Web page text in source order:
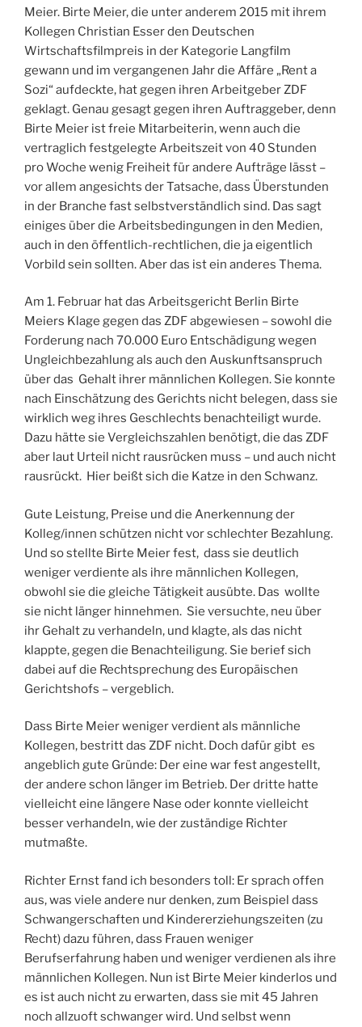
Meier. Birte Meier, die unter anderem 2015 mit ihrem
Kollegen Christian Esser den Deutschen
Wirtschaftsfilmpreis in der Kategorie Langfilm
gewann und im vergangenen Jahr die Affäre „Rent a
Sozi“ aufdeckte, hat gegen ihren Arbeitgeber ZDF
geklagt. Genau gesagt gegen ihren Auftraggeber, denn
Birte Meier ist freie Mitarbeiterin, wenn auch die
vertraglich festgelegte Arbeitszeit von 40 Stunden
pro Woche wenig Freiheit für andere Aufträge lässt –
vor allem angesichts der Tatsache, dass Überstunden
in der Branche fast selbstverständlich sind. Das sagt
einiges über die Arbeitsbedingungen in den Medien,
auch in den öffentlich-rechtlichen, die ja eigentlich
Vorbild sein sollten. Aber das ist ein anderes Thema.
Am 1. Februar hat das Arbeitsgericht Berlin Birte
Meiers Klage gegen das ZDF abgewiesen – sowohl die
Forderung nach 70.000 Euro Entschädigung wegen
Ungleichbezahlung als auch den Auskunftsanspruch
über das Gehalt ihrer männlichen Kollegen. Sie konnte
nach Einschätzung des Gerichts nicht belegen, dass sie
wirklich weg ihres Geschlechts benachteiligt wurde.
Dazu hätte sie Vergleichszahlen benötigt, die das ZDF
aber laut Urteil nicht rausrücken muss – und auch nicht
rausrückt. Hier beißt sich die Katze in den Schwanz.
Gute Leistung, Preise und die Anerkennung der
Kolleg/innen schützen nicht vor schlechter Bezahlung.
Und so stellte Birte Meier fest, dass sie deutlich
weniger verdiente als ihre männlichen Kollegen,
obwohl sie die gleiche Tätigkeit ausübte. Das wollte
sie nicht länger hinnehmen. Sie versuchte, neu über
ihr Gehalt zu verhandeln, und klagte, als das nicht
klappte, gegen die Benachteiligung. Sie berief sich
dabei auf die Rechtsprechung des Europäischen
Gerichtshofs – vergeblich.
Dass Birte Meier weniger verdient als männliche
Kollegen, bestritt das ZDF nicht. Doch dafür gibt es
angeblich gute Gründe: Der eine war fest angestellt,
der andere schon länger im Betrieb. Der dritte hatte
vielleicht eine längere Nase oder konnte vielleicht
besser verhandeln, wie der zuständige Richter
mutmaßte.
Richter Ernst fand ich besonders toll: Er sprach offen
aus, was viele andere nur denken, zum Beispiel dass
Schwangerschaften und Kindererziehungszeiten (zu
Recht) dazu führen, dass Frauen weniger
Berufserfahrung haben und weniger verdienen als ihre
männlichen Kollegen. Nun ist Birte Meier kinderlos und
es ist auch nicht zu erwarten, dass sie mit 45 Jahren
noch allzuoft schwanger wird. Und selbst wenn